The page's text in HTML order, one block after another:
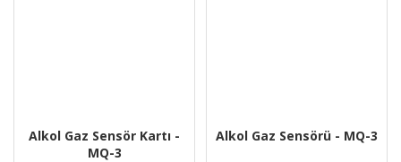
Alkol Gaz Sensör Kartı -
MQ-3
Alkol Gaz Sensörü - MQ-3